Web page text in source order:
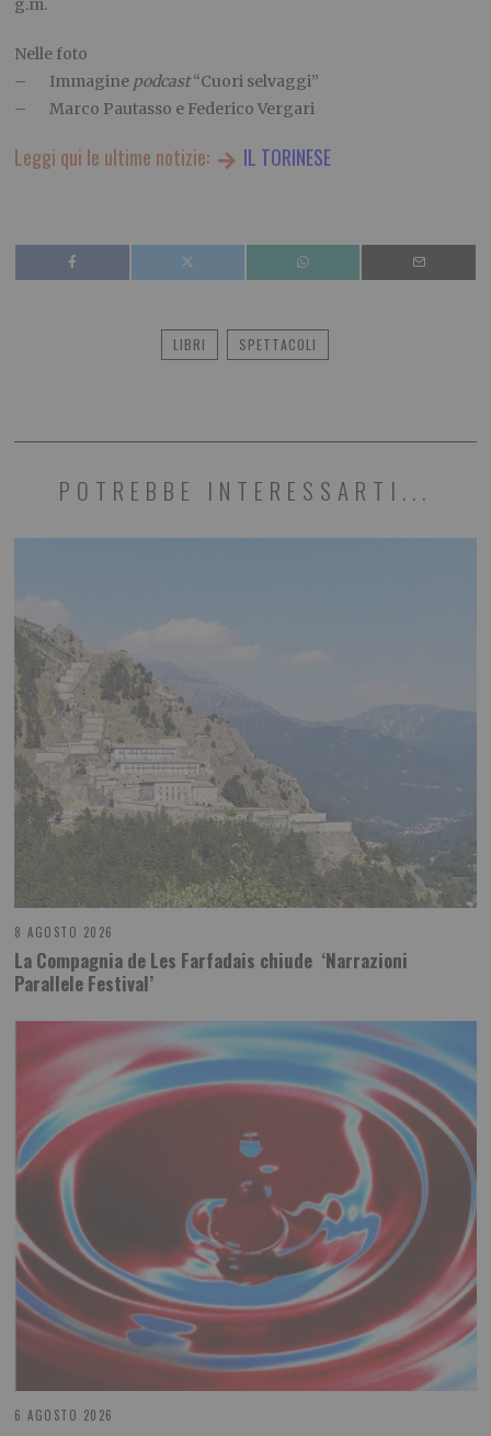
g.m.
Nelle foto
– Immagine podcast“Cuori selvaggi”
– Marco Pautasso e Federico Vergari
Leggi qui le ultime notizie: IL TORINESE
LIBRI SPETTACOLI
POTREBBE INTERESSARTI...
8 AGOSTO 2026
La Compagnia de Les Farfadais chiude ‘Narrazioni
Parallele Festival’
6 AGOSTO 2026